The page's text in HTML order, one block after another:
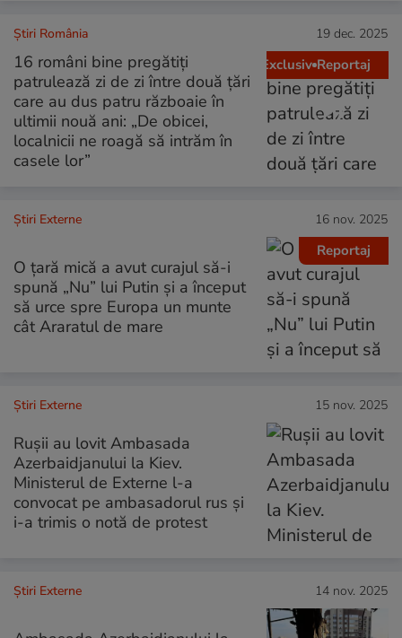
Exclusiv Reportaj
Știri România 19 dec. 2025
16 români bine pregătiți
patrulează zi de zi între două țări
care au dus patru războaie în
ultimii nouă ani: „De obicei,
localnicii ne roagă să intrăm în
casele lor”
Reportaj
Știri Externe 16 nov. 2025
O țară mică a avut curajul să-i
spună „Nu” lui Putin și a început
să urce spre Europa un munte
cât Araratul de mare
Știri Externe 15 nov. 2025
Rușii au lovit Ambasada
Azerbaidjanului la Kiev.
Ministerul de Externe l-a
convocat pe ambasadorul rus și
i-a trimis o notă de protest
Știri Externe 14 nov. 2025